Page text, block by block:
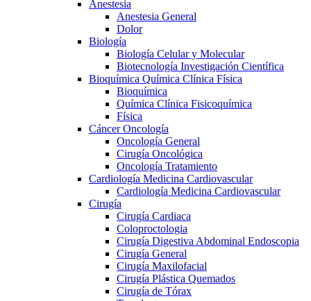
Anestesia
Anestesia General
Dolor
Biología
Biología Celular y Molecular
Biotecnología Investigación Científica
Bioquímica Química Clínica Física
Bioquímica
Química Clínica Fisicoquímica
Física
Cáncer Oncología
Oncología General
Cirugía Oncológica
Oncología Tratamiento
Cardiología Medicina Cardiovascular
Cardiología Medicina Cardiovascular
Cirugía
Cirugía Cardiaca
Coloproctologia
Cirugía Digestiva Abdominal Endoscopia
Cirugía General
Cirugía Maxilofacial
Cirugía Plástica Quemados
Cirugía de Tórax